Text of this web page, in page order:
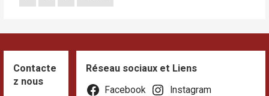
Contacte
z nous
Réseau sociaux et Liens
Facebook
Instagram